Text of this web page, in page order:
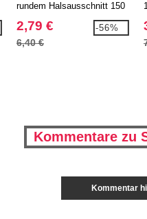
rundem Halsausschnitt 150
2,79 €
6,40 €
-56%
Kommentare zu
Kommentar